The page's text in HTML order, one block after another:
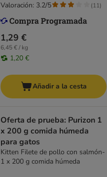
1,29 €
6,45 € / kg
1,20 €
Valoración: 3.2/5 (11)
Añadir a la cesta
Oferta de prueba: Purizon 1
x 200 g comida húmeda
para gatos
Kitten Filete de pollo con salmón-
1 x 200 g comida húmeda